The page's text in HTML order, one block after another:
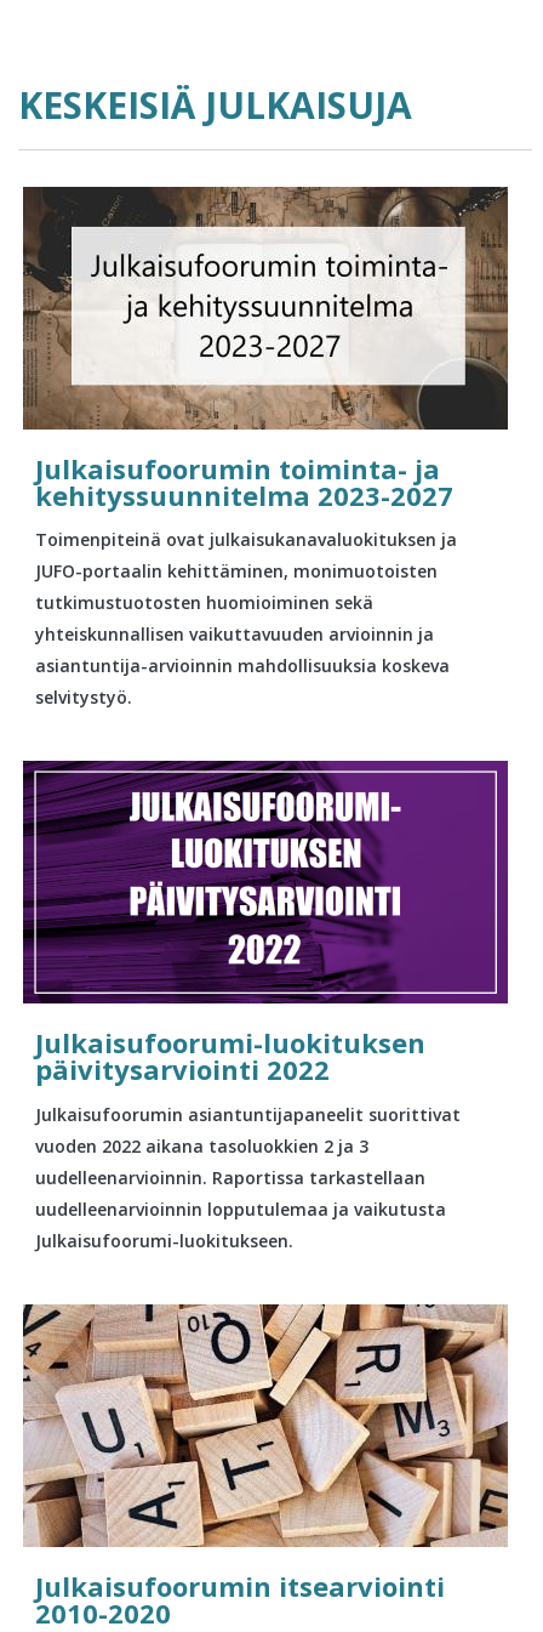
KESKEISIÄ JULKAISUJA
Julkaisufoorumin toiminta- ja
kehityssuunnitelma 2023-2027
Toimenpiteinä ovat julkaisukanavaluokituksen ja
JUFO-portaalin kehittäminen, monimuotoisten
tutkimustuotosten huomioiminen sekä
yhteiskunnallisen vaikuttavuuden arvioinnin ja
asiantuntija-arvioinnin mahdollisuuksia koskeva
selvitystyö.
Julkaisufoorumi-luokituksen
päivitysarviointi 2022
Julkaisufoorumin asiantuntijapaneelit suorittivat
vuoden 2022 aikana tasoluokkien 2 ja 3
uudelleenarvioinnin. Raportissa tarkastellaan
uudelleenarvioinnin lopputulemaa ja vaikutusta
Julkaisufoorumi-luokitukseen.
Julkaisufoorumin itsearviointi
2010-2020